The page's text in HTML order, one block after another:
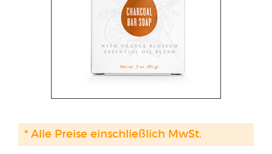
* Alle Preise einschließlich MwSt.